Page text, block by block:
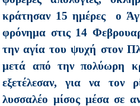
κράτησαν 15 ημέρες ο
φρόνημα στις 14
την αγία του ψυχή στον
μετά από την πολύωρη
εξετέλεσαν, για να τον
λυσσαλέο μίσος μέσα σε